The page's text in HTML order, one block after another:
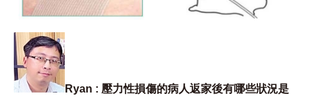
Ryan : 壓力性損傷的病人返家後有哪些狀況是